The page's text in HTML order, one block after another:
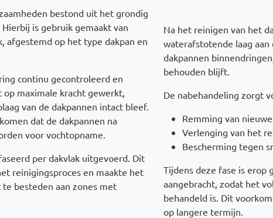
bestond uit het grondig
is gebruik gemaakt van
afgestemd op het type dakpan en
continu gecontroleerd en
maximale kracht gewerkt,
van de dakpannen intact bleef.
dat de dakpannen na
voor vochtopname.
per dakvlak uitgevoerd. Dit
reinigingsproces en maakte het
besteden aan zones met
Na het reinigen van het
waterafstotende laag aan
dakpannen
behouden blijft.
De nabehandeling zorgt
Remming van
Verlenging van het
Bescherming tegen
Tijdens deze fase is
aangebracht, zodat het
behandeld is. Dit
op langere termijn.